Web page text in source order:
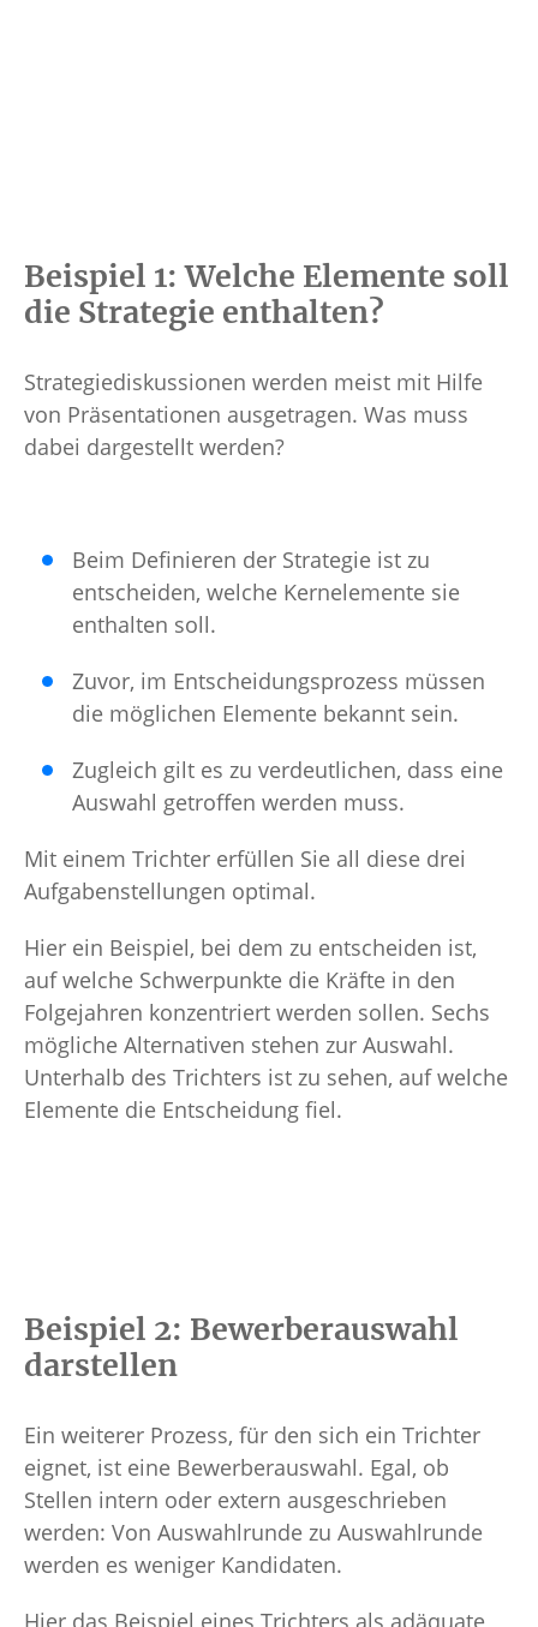
Beispiel 1: Welche Elemente soll
die Strategie enthalten?
Strategiediskussionen werden meist mit Hilfe
von Präsentationen ausgetragen. Was muss
dabei dargestellt werden?
Beim Definieren der Strategie ist zu
entscheiden, welche Kernelemente sie
enthalten soll.
Zuvor, im Entscheidungsprozess müssen
die möglichen Elemente bekannt sein.
Zugleich gilt es zu verdeutlichen, dass eine
Auswahl getroffen werden muss.
Mit einem Trichter erfüllen Sie all diese drei
Aufgabenstellungen optimal.
Hier ein Beispiel, bei dem zu entscheiden ist,
auf welche Schwerpunkte die Kräfte in den
Folgejahren konzentriert werden sollen. Sechs
mögliche Alternativen stehen zur Auswahl.
Unterhalb des Trichters ist zu sehen, auf welche
Elemente die Entscheidung fiel.
Beispiel 2: Bewerberauswahl
darstellen
Ein weiterer Prozess, für den sich ein Trichter
eignet, ist eine Bewerberauswahl. Egal, ob
Stellen intern oder extern ausgeschrieben
werden: Von Auswahlrunde zu Auswahlrunde
werden es weniger Kandidaten.